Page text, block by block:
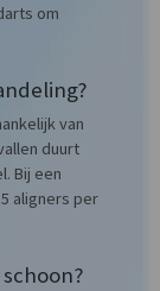
om
van
duurt
Bij een
aligners per